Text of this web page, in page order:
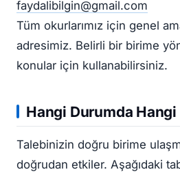
faydalibilgin@gmail.com
Tüm okurlarımız için genel
adresimiz. Belirli bir birime
konular için kullanabilirsiniz.
Hangi Durumda Hangi
Talebinizin doğru birime
doğrudan etkiler. Aşağıdaki